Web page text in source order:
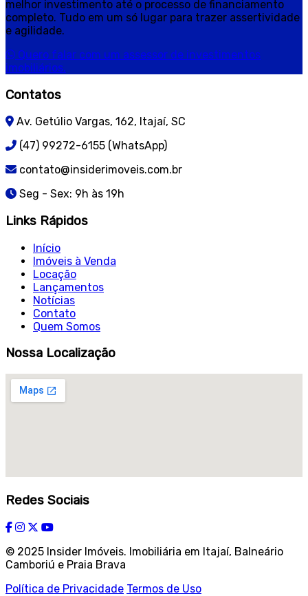
melhor investimento até o processo de financiamento
completo. Tudo em um só lugar para trazer assertividade
e agilidade.
Quero falar com um assessor de investimentos
imobiliários.
Contatos
Av. Getúlio Vargas, 162, Itajaí, SC
(47) 99272-6155 (WhatsApp)
contato@insiderimoveis.com.br
Seg - Sex: 9h às 19h
Links Rápidos
Início
Imóveis à Venda
Locação
Lançamentos
Notícias
Contato
Quem Somos
Nossa Localização
Redes Sociais
© 2025 Insider Imóveis. Imobiliária em Itajaí, Balneário
Camboriú e Praia Brava
Política de Privacidade Termos de Uso